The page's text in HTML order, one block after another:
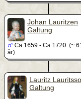
|
Johan Lauritzen
Galtung
Ca 1659 - Ca 1720 (~
år)
|
Lauritz
Galtung